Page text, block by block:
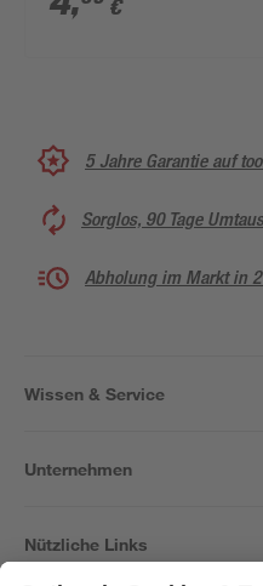
€
5 Jahre Garantie auf
Sorglos, 90 Tage
Abholung im Markt in
Wissen & Service
Unternehmen
Nützliche Links